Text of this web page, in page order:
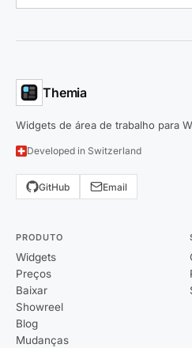
Themia
Widgets de área de trabalho para
Developed in Switzerland
GitHub Email
PRODUTO
Widgets
Preços
Baixar
Showreel
Blog
Mudanças